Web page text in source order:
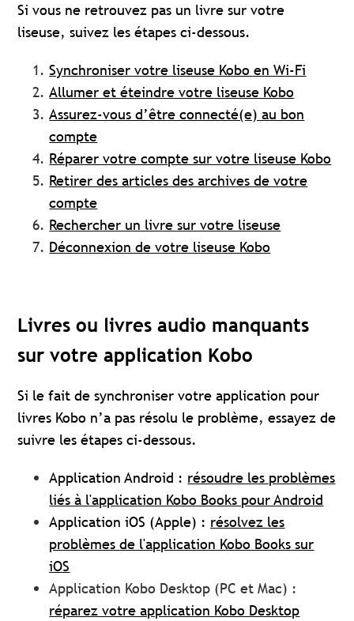
Si vous ne retrouvez pas un livre sur votre
liseuse, suivez les étapes ci-dessous.
Synchroniser votre liseuse Kobo en Wi-Fi
Allumer et éteindre votre liseuse Kobo
Assurez-vous d’être connecté(e) au bon
compte
Réparer votre compte sur votre liseuse Kobo
Retirer des articles des archives de votre
compte
Rechercher un livre sur votre liseuse
Déconnexion de votre liseuse Kobo
Livres ou livres audio manquants
sur votre application Kobo
Si le fait de synchroniser votre application pour
livres Kobo n’a pas résolu le problème, essayez de
suivre les étapes ci-dessous.
Application Android : résoudre les problèmes
liés à l'application Kobo Books pour Android
Application iOS (Apple) : résolvez les
problèmes de l'application Kobo Books sur
iOS
Application Kobo Desktop (PC et Mac) :
réparez votre application Kobo Desktop